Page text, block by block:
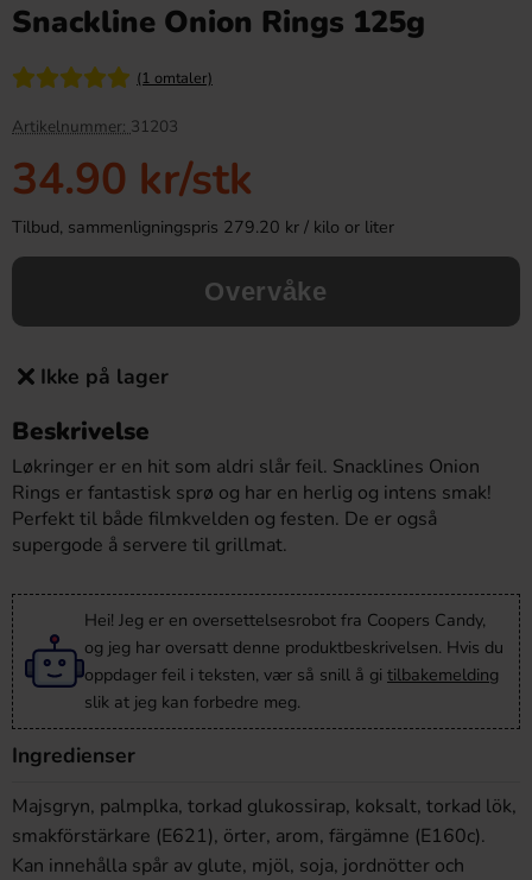
28.90 kr
Snackline Onion Rings 125g
(1 omtaler)
Artikelnummer: 31203
34.90 kr/stk
Tilbud, sammenligningspris 279.20 kr / kilo or liter
Overvåke
Ikke på lager
Beskrivelse
Løkringer er en hit som aldri slår feil. Snacklines Onion
Rings er fantastisk sprø og har en herlig og intens smak!
Perfekt til både filmkvelden og festen. De er også
supergode å servere til grillmat.
Hei! Jeg er en oversettelsesrobot fra Coopers Candy,
og jeg har oversatt denne produktbeskrivelsen. Hvis du
oppdager feil i teksten, vær så snill å gi tilbakemelding
slik at jeg kan forbedre meg.
Ingredienser
Majsgryn, palmplka, torkad glukossirap, koksalt, torkad lök,
smakförstärkare (E621), örter, arom, färgämne (E160c).
Kan innehålla spår av glute, mjöl, soja, jordnötter och